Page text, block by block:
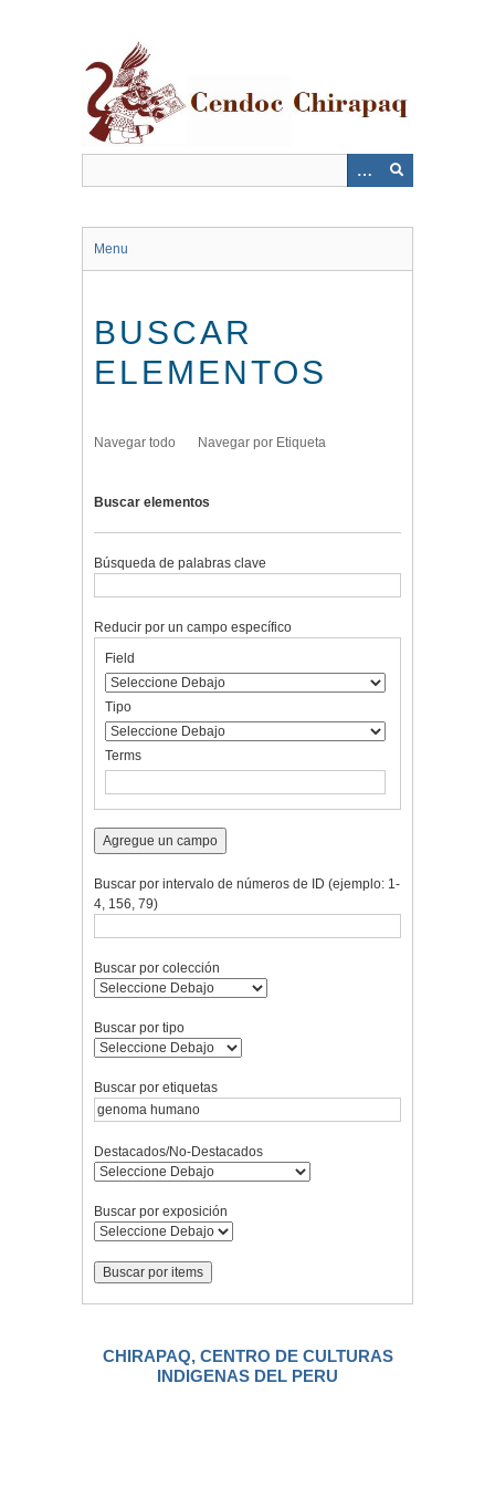
Menu
BUSCAR
ELEMENTOS
Navegar todo Navegar por Etiqueta
Buscar elementos
Búsqueda de palabras clave
rows
"Reducir
por
específico":
1
Reducir por un campo específico
de
búsqueda
de
búsqueda
de
búsqueda
de
Búsqueda
Field
Tipo
Terms
Agregue un campo
Buscar por intervalo de números de ID (ejemplo: 1-
4, 156, 79)
Buscar por colección
Buscar por tipo
Buscar por etiquetas
Destacados/No-Destacados
Buscar por exposición
CHIRAPAQ, CENTRO DE CULTURAS
INDIGENAS DEL PERU